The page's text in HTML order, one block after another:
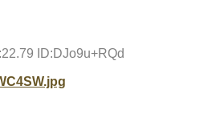
ID:DJo9u+RQd